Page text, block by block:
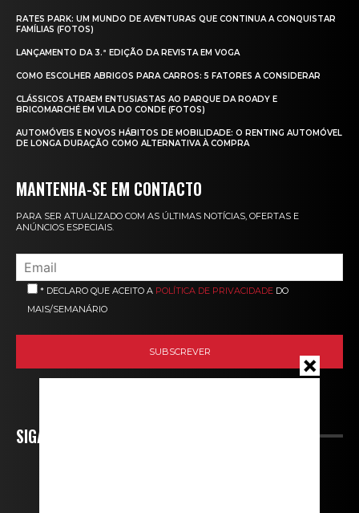
RATES PARK: UM MUNDO DE AVENTURAS QUE CONTINUA A CONQUISTAR
FAMÍLIAS (FOTOS)
LANÇAMENTO DA 3.ª EDIÇÃO DA REVISTA EM VOGA
COMO ESCOLHER ABRIGOS PARA CARROS: 5 FATORES A CONSIDERAR
CLÁSSICOS ATRAEM ENTUSIASTAS AO PARQUE DA ROADY E
BRICOMARCHÉ EM VILA DO CONDE (FOTOS)
AUTOMÓVEIS E NOVOS HÁBITOS DE MOBILIDADE: O RENTING AUTOMÓVEL
DE LONGA DURAÇÃO COMO ALTERNATIVA À COMPRA
MANTENHA-SE EM CONTACTO
PARA SER ATUALIZADO COM AS ÚLTIMAS NOTÍCIAS, OFERTAS E
ANÚNCIOS ESPECIAIS.
* DECLARO QUE ACEITO A POLÍTICA DE PRIVACIDADE DO
MAIS/SEMANÁRIO
SIGA-NOS